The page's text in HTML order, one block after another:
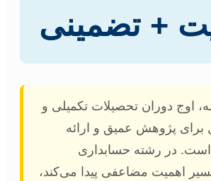
+ تضمینی
اوج دوران تحصیلات تکمیلی و
برای پژوهش عمیق و ارائه
است. در رشته حسابداری
اهمیت مضاعفی پیدا می‌کند،